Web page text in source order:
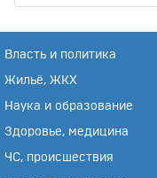
Власть и политика
Жильё, ЖКХ
Наука и образование
Здоровье, медицина
ЧС, происшествия